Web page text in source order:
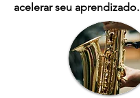
acelerar seu aprendizado.